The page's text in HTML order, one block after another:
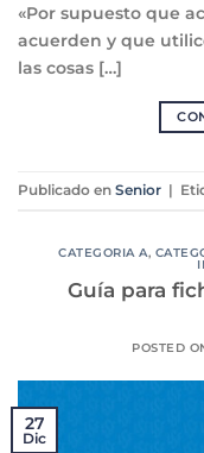
«Por supuesto que
acuerden y que
las cosas […]
Publicado en Senior
CATEGORIA A,
Guía para
POSTED
27
Dic